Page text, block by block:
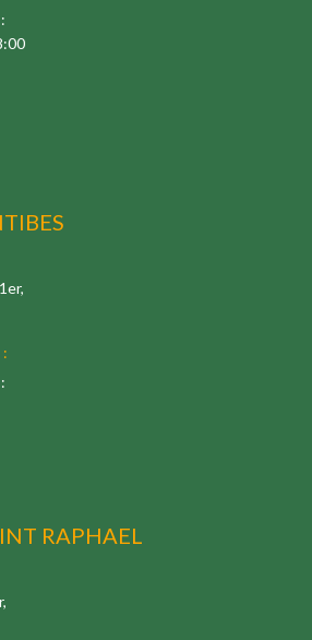
RAPHAEL